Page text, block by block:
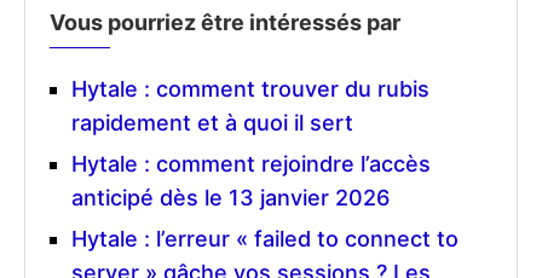
Vous pourriez être intéressés par
Hytale : comment trouver du rubis
rapidement et à quoi il sert
Hytale : comment rejoindre l’accès
anticipé dès le 13 janvier 2026
Hytale : l’erreur « failed to connect to
server » gâche vos sessions ? Les